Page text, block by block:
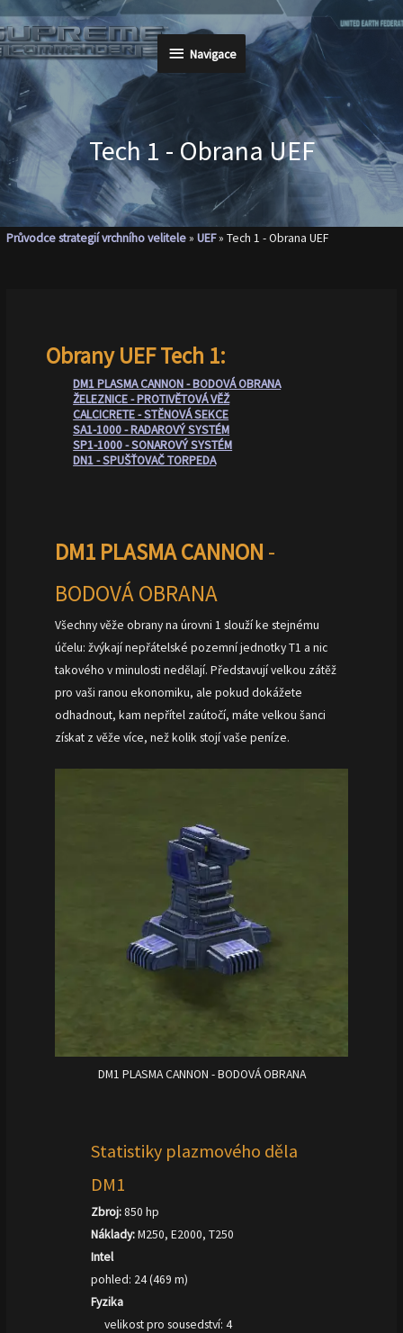
Přeskočit
na
obsah
Navigace
Navigace
Tech 1 - Obrana UEF
Průvodce strategií vrchního velitele»UEF»Tech 1 - Obrana UEF
Obrany UEF Tech 1:
DM1 PLASMA CANNON - BODOVÁ OBRANA
ŽELEZNICE - PROTIVĚTOVÁ VĚŽ
CALCICRETE - STĚNOVÁ SEKCE
SA1-1000 - RADAROVÝ SYSTÉM
SP1-1000 - SONAROVÝ SYSTÉM
DN1 - SPUŠŤOVAČ TORPEDA
DM1 PLASMA CANNON -
BODOVÁ OBRANA
Všechny věže obrany na úrovni 1 slouží ke stejnému
účelu: žvýkají nepřátelské pozemní jednotky T1 a nic
takového v minulosti nedělají. Představují velkou zátěž
pro vaši ranou ekonomiku, ale pokud dokážete
odhadnout, kam nepřítel zaútočí, máte velkou šanci
získat z věže více, než kolik stojí vaše peníze.
DM1 PLASMA CANNON - BODOVÁ OBRANA
Statistiky plazmového děla
DM1
Zbroj:850 hp
Náklady:M250, E2000, T250
Intel
pohled: 24 (469 m)
Fyzika
velikost pro sousedství: 4